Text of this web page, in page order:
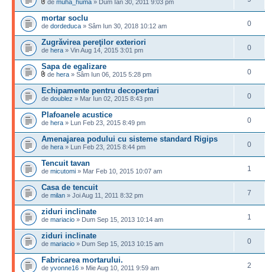
de muha_huma » Dum Ian 30, 2011 9:03 pm
mortar soclu
de dordeduca » Sâm Iun 30, 2018 10:12 am 0
Zugrăvirea pereţilor exteriori
de hera » Vin Aug 14, 2015 3:01 pm 0
Sapa de egalizare
de hera » Sâm Iun 06, 2015 5:28 pm 0
Echipamente pentru decopertari
de doublez » Mar Iun 02, 2015 8:43 pm 0
Plafoanele acustice
de hera » Lun Feb 23, 2015 8:49 pm 0
Amenajarea podului cu sisteme standard Rigips
de hera » Lun Feb 23, 2015 8:44 pm 0
Tencuit tavan
de micutomi » Mar Feb 10, 2015 10:07 am 1
Casa de tencuit
de milan » Joi Aug 11, 2011 8:32 pm 7
ziduri inclinate
de mariacio » Dum Sep 15, 2013 10:14 am 1
ziduri inclinate
de mariacio » Dum Sep 15, 2013 10:15 am 0
Fabricarea mortarului.
de yvonne16 » Mie Aug 10, 2011 9:59 am 2